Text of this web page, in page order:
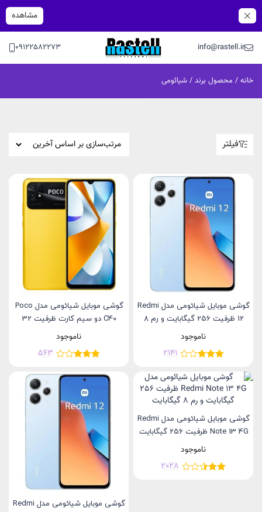
مشاهده
info@rastell.ir
09122582273
خانه / محصول برند / شیائومی
فیلتر
گوشی موبایل شیائومی مدل Redmi
12 ظرفیت 256 گیگابایت و رم 8
گیگابایت
ناموجود
2141
گوشی موبایل شیائومی مدل Poco
C40 دو سیم کارت ظرفیت 32
گیگابایت و رم 4 گیگابایت- گلوبالناموجود
563
گوشی موبایل شیائومی مدل Redmi
Note 13 4G ظرفیت 256 گیگابایت
و رم 8 گیگابایتناموجود
2028
گوشی موبایل شیائومی مدل Redmi